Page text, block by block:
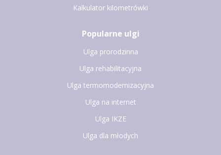
Kalkulator kilometrówki
Popularne ulgi
Ulga prorodzinna
Ulga rehabilitacyjna
Ulga termomodernizacyjna
Ulga na internet
Ulga IKZE
Ulga dla młodych